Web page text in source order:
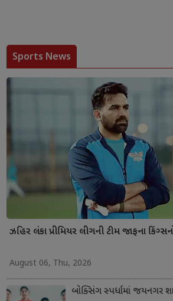
Sports News
ઝહિર લંકા પ્રીમિયર લીગની ટીમ જાફના
August 06, Thu, 2026
બોક્સિંગ સ્પર્ધામાં જયનગર